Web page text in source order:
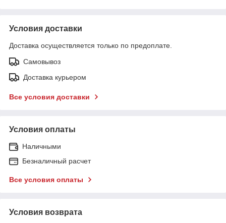
Условия доставки
Доставка осуществляется только по предоплате.
Самовывоз
Доставка курьером
Все условия доставки
Условия оплаты
Наличными
Безналичный расчет
Все условия оплаты
Условия возврата